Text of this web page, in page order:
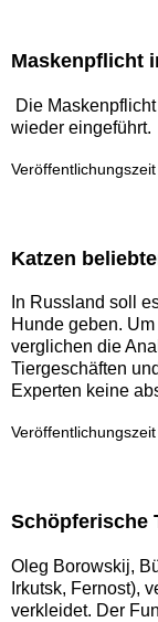
Maskenpflicht
Die
wieder eingeführt.
Katzen
In Russland soll
Hunde geben.
verglichen die
Tiergeschäften
Experten keine
Schöpferische
Oleg Borowskij,
Irkutsk, Fernost),
verkleidet. Der